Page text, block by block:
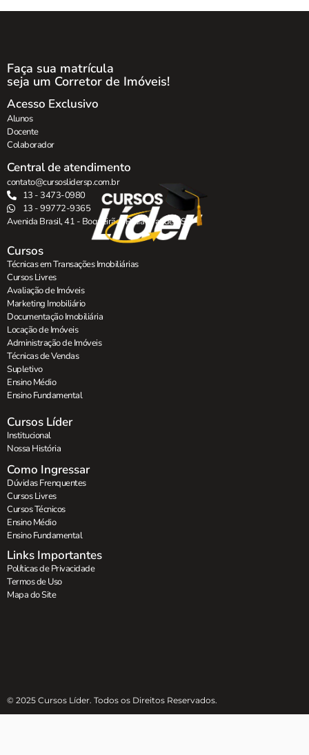
Faça sua matrícula
seja um Corretor de Imóveis!
Acesso Exclusivo
Alunos
Docente
Colaborador
Central de atendimento
contato@cursoslidersp.com.br
13 - 3473-0980
13 - 99772-9365
Avenida Brasil, 41 - Boqueirão , Praia Grande - SP.
Cursos
Técnicas em Transações Imobiliárias
Cursos Livres
Avaliação de Imóveis
Marketing Imobiliário
Documentação Imobiliária
Locação de Imóveis
Administração de Imóveis
Técnicas de Vendas
Supletivo
Ensino Médio
Ensino Fundamental
Cursos Líder
Institucional
Nossa História
Como Ingressar
Dúvidas Frenquentes
Cursos Livres
Cursos Técnicos
Ensino Médio
Ensino Fundamental
Links Importantes
Políticas de Privacidade
Termos de Uso
Mapa do Site
© 2025 Cursos Líder. Todos os Direitos Reservados.